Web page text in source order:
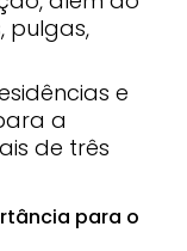
pulgas,
e
a
de três
para o